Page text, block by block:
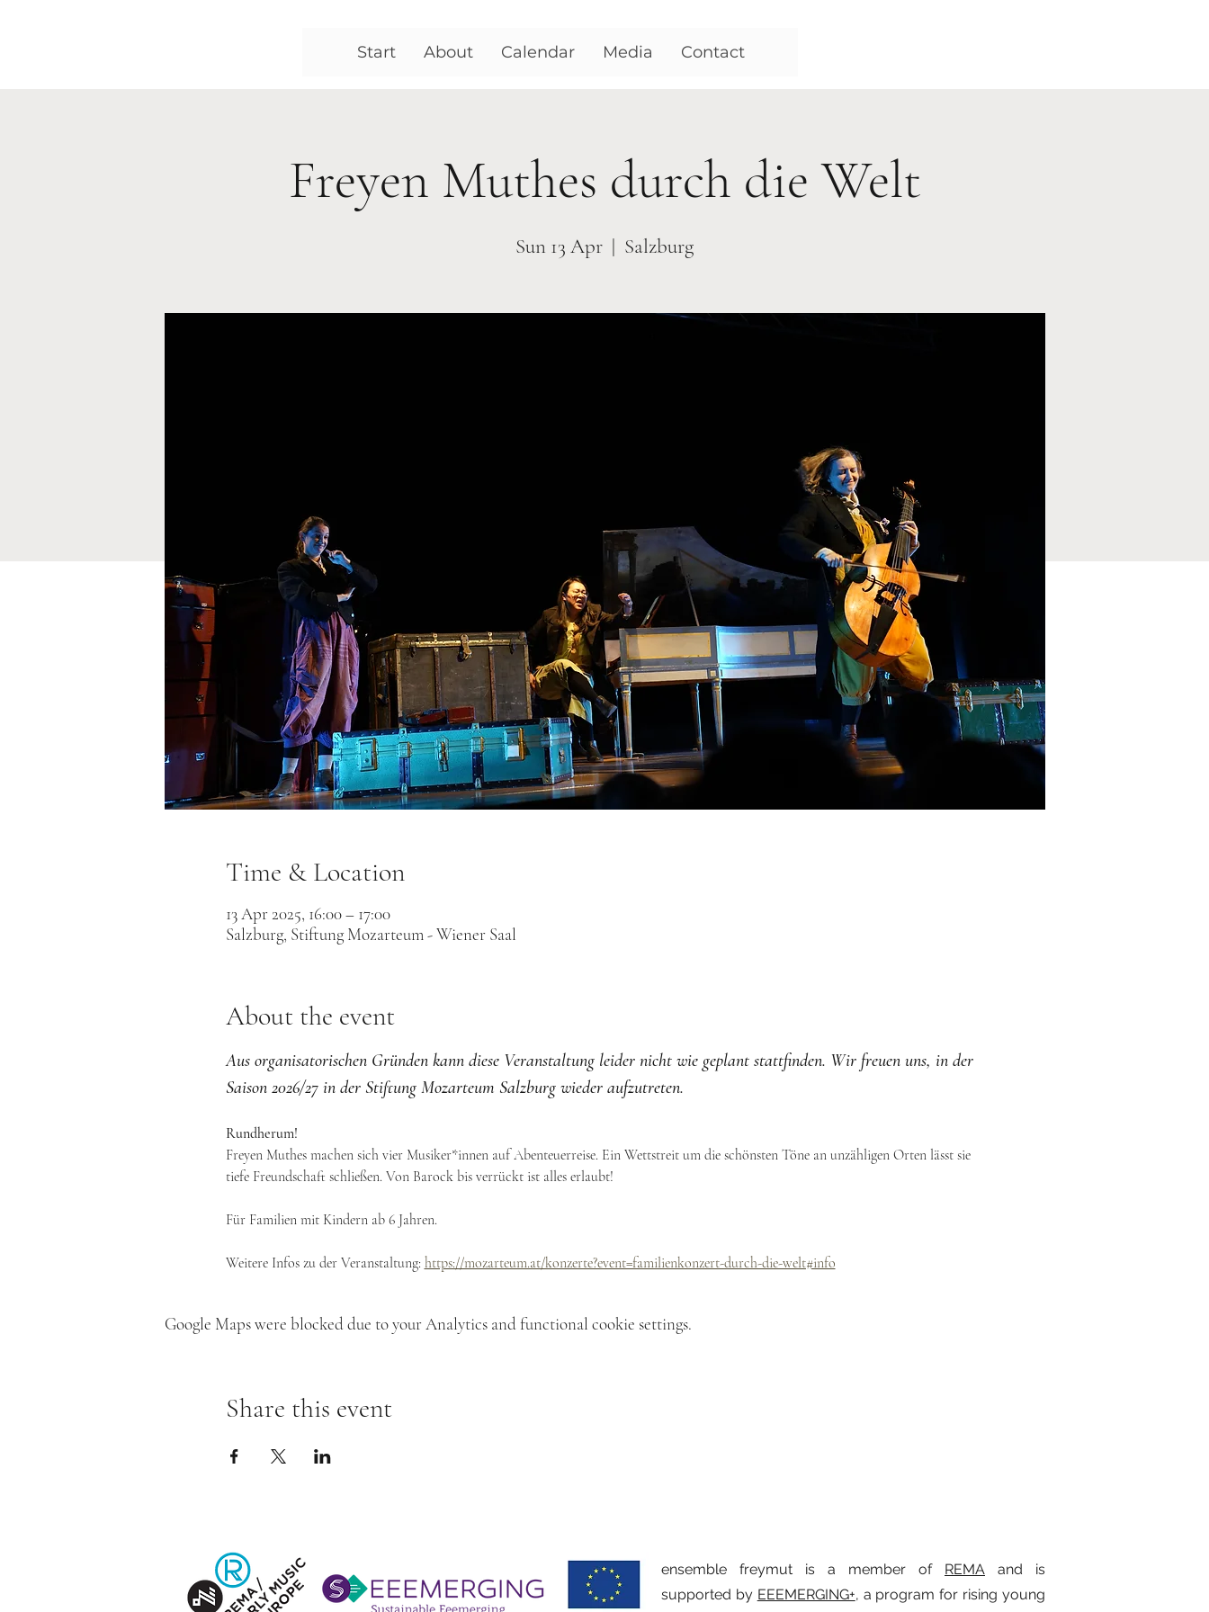
Start About Calendar Media Contact
Freyen Muthes durch die Welt
Sun 13 Apr
  |
Salzburg
Time & Location
13 Apr 2025, 16:00 – 17:00
Salzburg, Stiftung Mozarteum - Wiener Saal
About the event
Aus organisatorischen Gründen kann diese Veranstaltung leider nicht wie geplant stattfinden. Wir freuen uns, in der
Saison 2026/27 in der Stiftung Mozarteum Salzburg wieder aufzutreten.
Rundherum!
Freyen Muthes machen sich vier Musiker*innen auf Abenteuerreise. Ein Wettstreit um die schönsten Töne an unzähligen Orten lässt sie
tiefe Freundschaft schließen. Von Barock bis verrückt ist alles erlaubt!
Für Familien mit Kindern ab 6 Jahren.
Weitere Infos zu der Veranstaltung: https://mozarteum.at/konzerte?event=familienkonzert-durch-die-welt#info
Google Maps were blocked due to your Analytics and functional cookie settings.
Share this event
ensemble freymut is a member of REMA and is
supported by EEEMERGING+, a program for rising young